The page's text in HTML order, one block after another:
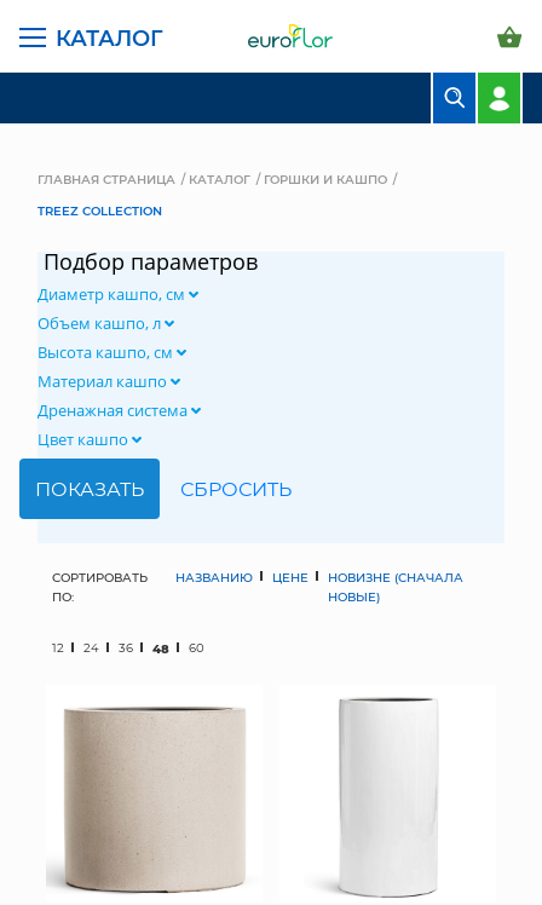
КАТАЛОГ
СВАДЕБНАЯ ФЛОРИСТИКА
МЯГКИЕ ИГРУШКИ
ГЛАВНАЯ СТРАНИЦА КАТАЛОГ
ГОРШКИ И КАШПО
TREEZ COLLECTION
Подбор параметров
Диаметр кашпо, см
Объем кашпо, л
Высота кашпо, см
Материал кашпо
Дренажная система
Цвет кашпо
СОРТИРОВАТЬ
ПО:
НАЗВАНИЮ ЦЕНЕ
НОВИЗНЕ (СНАЧАЛА
НОВЫЕ)
12 24 36 48 60